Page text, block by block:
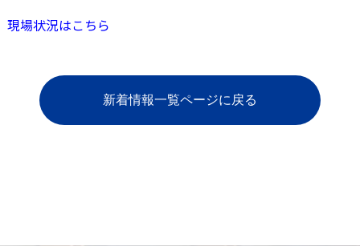
現場状況はこちら
新着情報一覧ページに戻る